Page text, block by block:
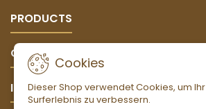
PRODUCTS
OUR COMPANY
IHR KONTO
Cookies
Dieser Shop verwendet Cookies, um Ihr
Surferlebnis zu verbessern.